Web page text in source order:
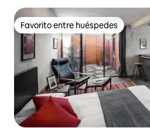
Favorito entre huéspedes
Favorito entre huéspedes